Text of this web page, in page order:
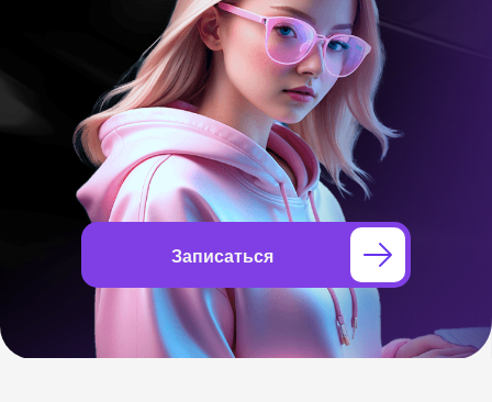
Записаться
Получить первый план
действий после
экзамена — без хаоса